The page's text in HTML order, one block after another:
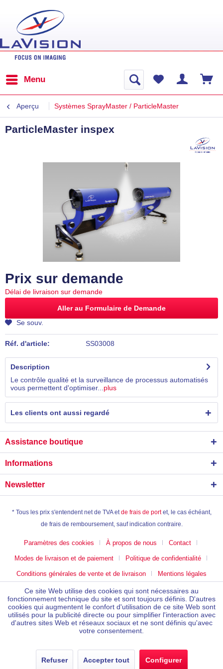
Menu
Aperçu Systèmes SprayMaster / ParticleMaster
ParticleMaster inspex
Prix sur demande
Délai de livraison sur demande
Aller au Formulaire de Demande
Se souv.
Réf. d'article: SS03008
Description
Le contrôle qualité et la surveillance de processus automatisés
vous permettent d'optimiser... plus
Les clients ont aussi regardé
Assistance boutique
Informations
Newsletter
* Tous les prix s'entendent net de TVA etde frais de portet, le cas échéant,
de frais de remboursement, sauf indication contraire.
Paramètres des cookies À propos de nous Contact
Modes de livraison et de paiement Politique de confidentialité
Conditions générales de vente et de livraison Mentions légales
Ce site Web utilise des cookies qui sont nécessaires au
fonctionnement technique du site et sont toujours définis. D'autres
cookies qui augmentent le confort d'utilisation de ce site Web sont
utilisés pour la publicité directe ou pour simplifier l'interaction avec
d'autres sites Web et réseaux sociaux et ne sont définis qu'avec
votre consentement.
Refuser Accepter tout Configurer